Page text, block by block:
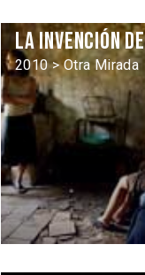
La invención
2010 > Otra Mirada